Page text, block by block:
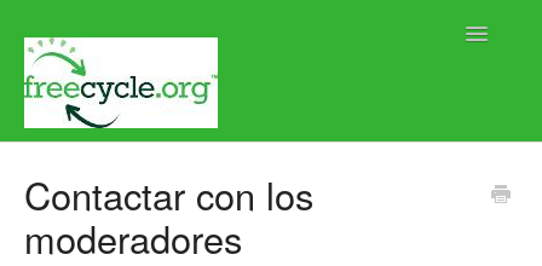
Toggle
Help using Freecycle.org
Contactar con los
moderadores